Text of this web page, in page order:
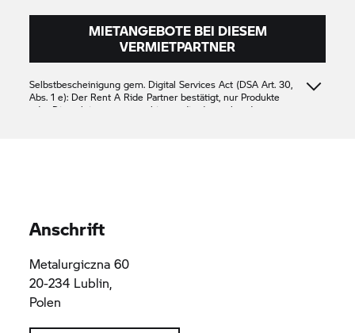
MIETANGEBOTE BEI DIESEM
VERMIETPARTNER
Selbstbescheinigung gem. Digital Services Act (DSA Art. 30,
Abs. 1 e): Der Rent A Ride Partner bestätigt, nur Produkte
oder Dienstleistungen anzubieten, die den geltenden
Anschrift
Metalurgiczna 60
20-234 Lublin,
Polen